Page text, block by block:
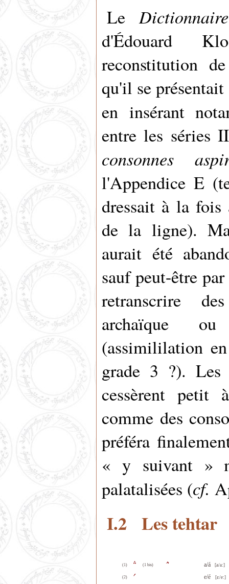
Le
d'Édouard
reconstitution
qu'il se présentait
en insérant
entre les séries
consonnes
l'Appendice E
dressait à la fois
de la ligne).
aurait été
sauf peut-être
retranscrire
archaïque
(assimililation
grade 3 ?). Les
cessèrent petit
comme des
préféra
« y suivant »
palatalisées (cf.
I.2 Les tehtar
(1) (1 bis) a/á [a/a:]
(2) e/é [ε/e:]